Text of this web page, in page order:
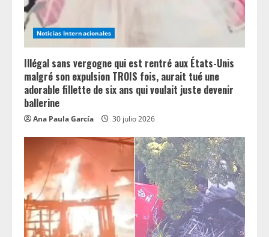
n
g Noticias Internacionales
Illégal sans vergogne qui est rentré aux États-Unis
malgré son expulsion TROIS fois, aurait tué une
adorable fillette de six ans qui voulait juste devenir
ballerine
Ana Paula García 30 julio 2026